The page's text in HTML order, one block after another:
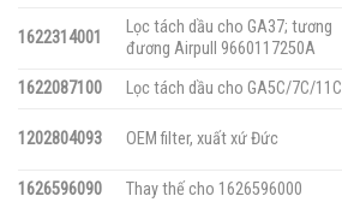
1622314001
Lọc tách dầu cho GA37; tương
đương Airpull 9660117250A
1622087100 Lọc tách dầu cho GA5C/7C/11C
1202804093 OEM filter, xuất xứ Đức
1626596090
Thay thế cho 1626596000